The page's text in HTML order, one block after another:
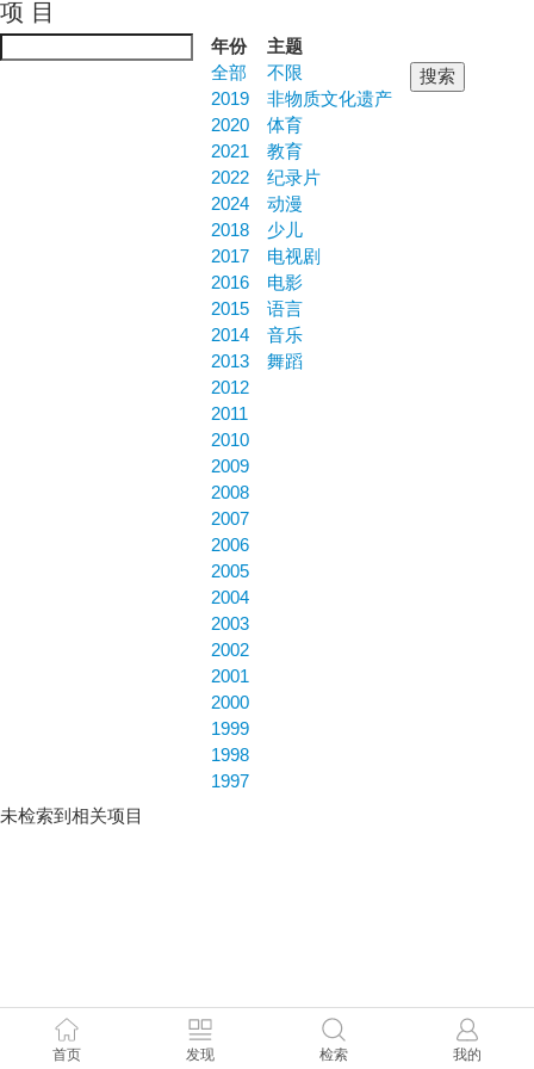
项 目
年份
全部
2019
2020
2021
2022
2024
2018
2017
2016
2015
2014
2013
2012
2011
2010
2009
2008
2007
2006
2005
2004
2003
2002
2001
2000
1999
1998
1997
主题
不限
非物质文化遗产
体育
教育
纪录片
动漫
少儿
电视剧
电影
语言
音乐
舞蹈
未检索到相关项目
首页 发现 检索 我的